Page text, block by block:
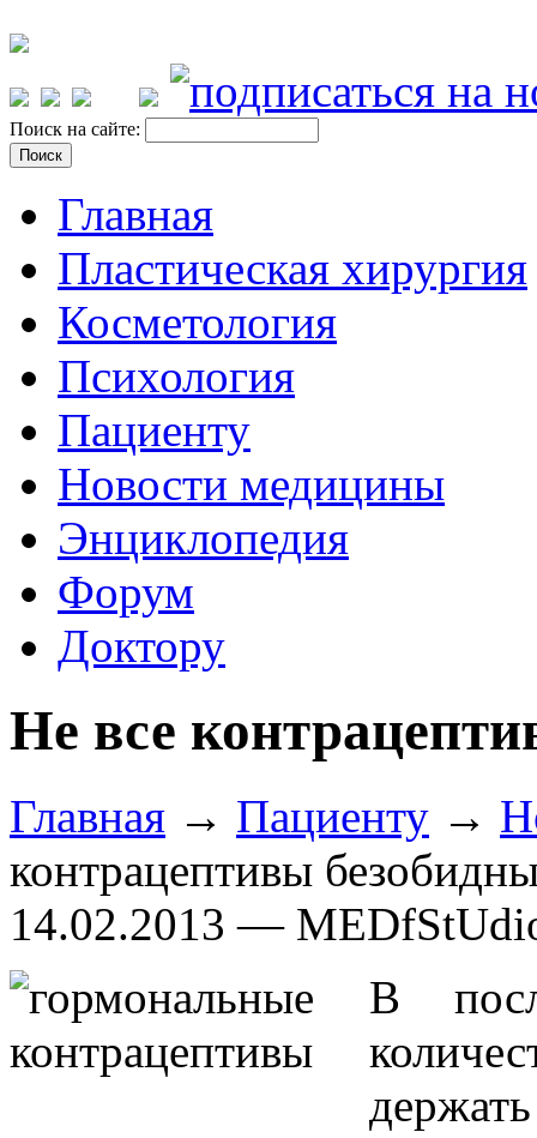
Поиск на сайте:
Главная
Пластическая хирургия
Косметология
Психология
Пациенту
Новости медицины
Энциклопедия
Форум
Доктору
Не все
Главная → Пациенту →
контрацептивы
14.02.2013 —
В